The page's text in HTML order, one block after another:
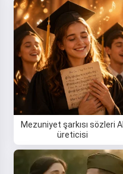
Mezuniyet şarkısı sözleri AI
üreticisi